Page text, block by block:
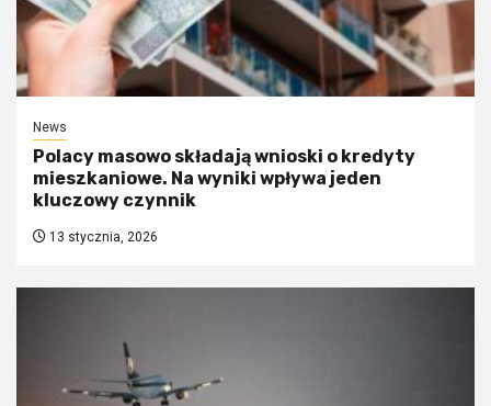
News
Polacy masowo składają wnioski o kredyty
mieszkaniowe. Na wyniki wpływa jeden
kluczowy czynnik
13 stycznia, 2026